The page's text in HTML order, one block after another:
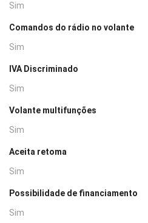
Sim
Comandos do rádio no volante
Sim
IVA Discriminado
Sim
Volante multifunções
Sim
Aceita retoma
Sim
Possibilidade de financiamento
Sim